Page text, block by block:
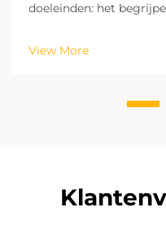
doeleinden: het
essentieel om de juiste
View More